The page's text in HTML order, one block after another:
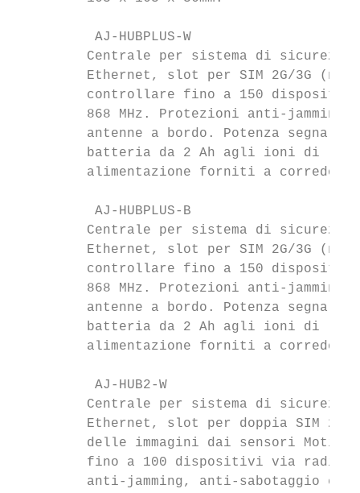
AJ-HUBPLUS-W
Centrale per sistema di
Ethernet, slot per SIM 2G/3G
controllare fino a 150
868 MHz. Protezioni anti-
antenne a bordo. Potenza segnale
batteria da 2 Ah agli ioni di
alimentazione forniti a corredo.
AJ-HUBPLUS-B
Centrale per sistema di
Ethernet, slot per SIM 2G/3G
controllare fino a 150
868 MHz. Protezioni anti-
antenne a bordo. Potenza segnale
batteria da 2 Ah agli ioni di
alimentazione forniti a corredo.
AJ-HUB2-W
Centrale per sistema di
Ethernet, slot per doppia SIM 2G
delle immagini dai sensori
fino a 100 dispositivi via radio
anti-jamming, anti-sabotaggio e